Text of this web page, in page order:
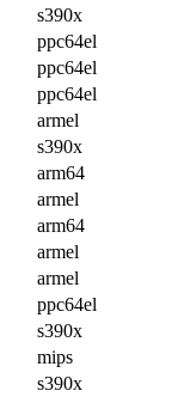
s390x
ppc64el
ppc64el
ppc64el
armel
s390x
arm64
armel
arm64
armel
armel
ppc64el
s390x
mips
s390x